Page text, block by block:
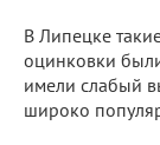
В Липецке
оцинковки
имели слабый
широко